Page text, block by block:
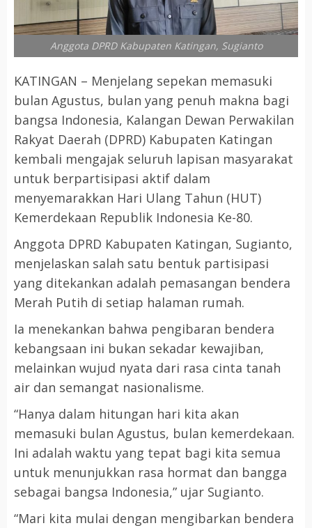
Anggota DPRD Kabupaten Katingan, Sugianto
KATINGAN – Menjelang sepekan memasuki
bulan Agustus, bulan yang penuh makna bagi
bangsa Indonesia, Kalangan Dewan Perwakilan
Rakyat Daerah (DPRD) Kabupaten Katingan
kembali mengajak seluruh lapisan masyarakat
untuk berpartisipasi aktif dalam
menyemarakkan Hari Ulang Tahun (HUT)
Kemerdekaan Republik Indonesia Ke-80.
Anggota DPRD Kabupaten Katingan, Sugianto,
menjelaskan salah satu bentuk partisipasi
yang ditekankan adalah pemasangan bendera
Merah Putih di setiap halaman rumah.
Ia menekankan bahwa pengibaran bendera
kebangsaan ini bukan sekadar kewajiban,
melainkan wujud nyata dari rasa cinta tanah
air dan semangat nasionalisme.
“Hanya dalam hitungan hari kita akan
memasuki bulan Agustus, bulan kemerdekaan.
Ini adalah waktu yang tepat bagi kita semua
untuk menunjukkan rasa hormat dan bangga
sebagai bangsa Indonesia,” ujar Sugianto.
“Mari kita mulai dengan mengibarkan bendera